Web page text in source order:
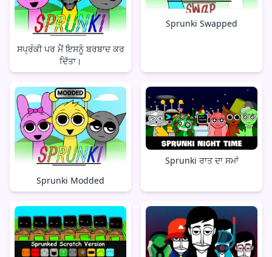
ਸਪ੍ਰੰਕੀ ਪਰ ਮੈਂ ਇਸਨੂੰ ਬਰਬਾਦ ਕਰ
ਦਿੱਤਾ।
Sprunki Swapped
Sprunki Modded
Sprunki ਰਾਤ ਦਾ ਸਮਾਂ